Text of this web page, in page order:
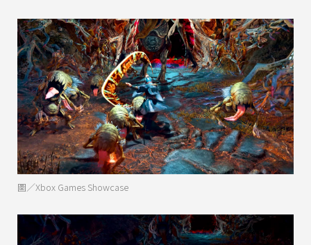
圖／Xbox Games Showcase